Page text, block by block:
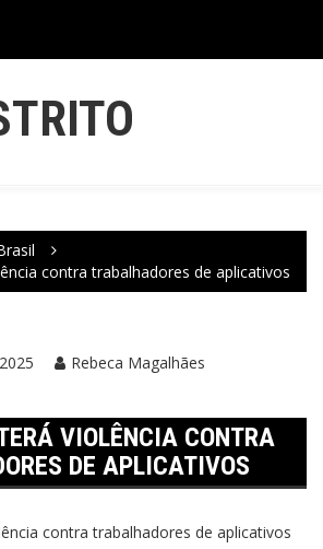
contra trabalhadores de aplicativos
Rebeca Magalhães
VIOLÊNCIA CONTRA
DE APLICATIVOS